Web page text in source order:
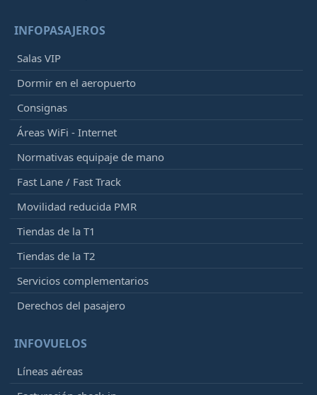
INFOPASAJEROS
Salas VIP
Dormir en el aeropuerto
Consignas
Áreas WiFi - Internet
Normativas equipaje de mano
Fast Lane / Fast Track
Movilidad reducida PMR
Tiendas de la T1
Tiendas de la T2
Servicios complementarios
Derechos del pasajero
INFOVUELOS
Líneas aéreas